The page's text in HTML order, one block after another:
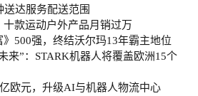
达服务配送范围
款运动户外产品月销过万
500强，终结沃尔玛13年霸主地位
来”：STARK机器人将覆盖欧洲15个
欧元，升级AI与机器人物流中心